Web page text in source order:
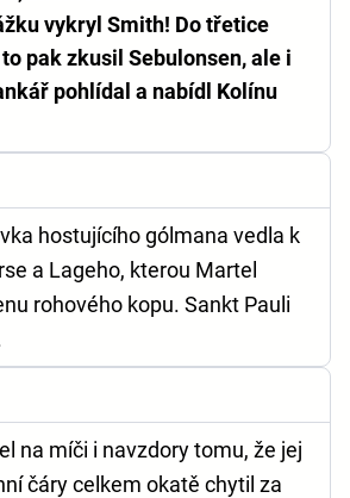
vykryl Smith! Do třetice
pak zkusil Sebulonsen, ale i
pohlídal a nabídl Kolínu
hostujícího gólmana vedla k
a Lageho, kterou Martel
rohového kopu. Sankt Pauli
na míči i navzdory tomu, že jej
čáry celkem okatě chytil za